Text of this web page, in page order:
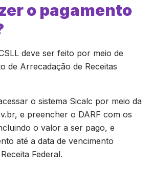
o pagamento
deve ser feito por meio de
de Arrecadação de Receitas
o sistema Sicalc por meio da
e preencher o DARF com os
o valor a ser pago, e
até a data de vencimento
Federal.